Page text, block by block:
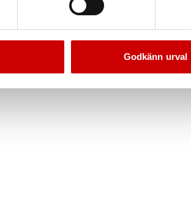
Godkänn urval